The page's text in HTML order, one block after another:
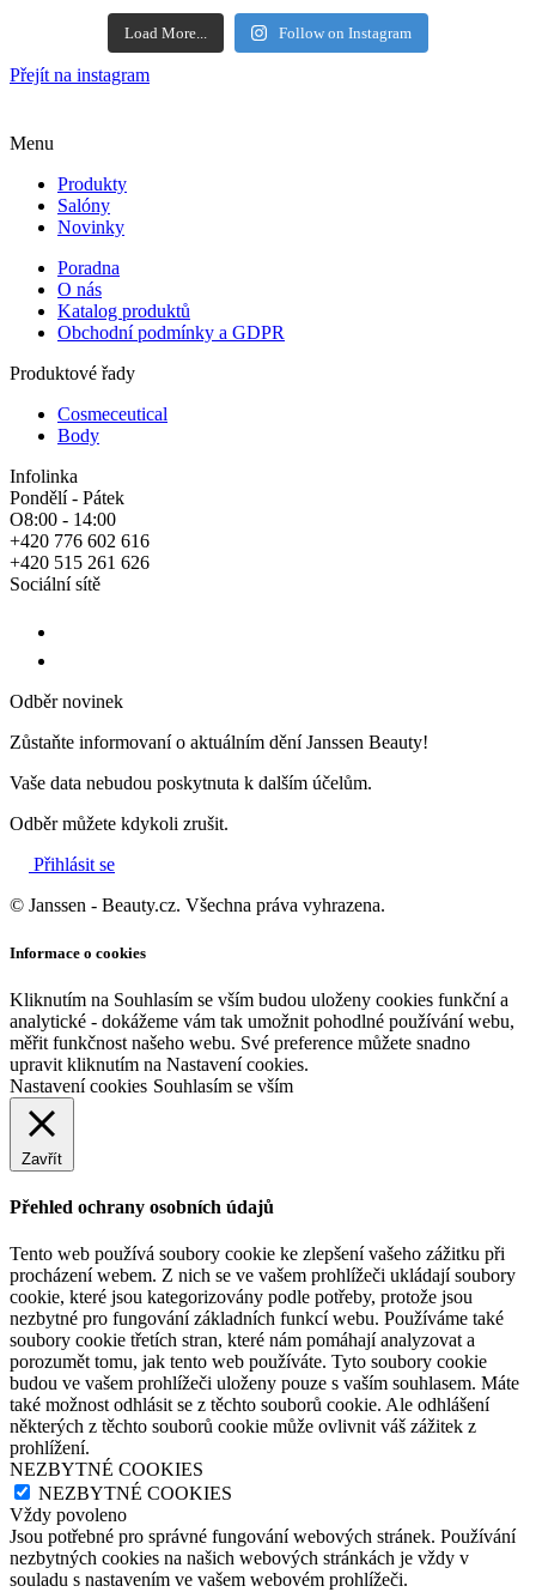
Load More... Follow on Instagram
Přejít na instagram
Menu
Produkty
Salóny
Novinky
Poradna
O nás
Katalog produktů
Obchodní podmínky a GDPR
Produktové řady
Cosmeceutical
Body
Infolinka
Pondělí - Pátek
O8:00 - 14:00
+420 776 602 616
+420 515 261 626
Sociální sítě
Odběr novinek
Zůstaňte informovaní o aktuálním dění Janssen Beauty!
Vaše data nebudou poskytnuta k dalším účelům.
Odběr můžete kdykoli zrušit.
Přihlásit se
© Janssen - Beauty.cz. Všechna práva vyhrazena.
Informace o cookies
Kliknutím na Souhlasím se vším budou uloženy cookies funkční a
analytické - dokážeme vám tak umožnit pohodlné používání webu,
měřit funkčnost našeho webu. Své preference můžete snadno
upravit kliknutím na Nastavení cookies.
Nastavení cookies Souhlasím se vším
Zavřít
Přehled ochrany osobních údajů
Tento web používá soubory cookie ke zlepšení vašeho zážitku při
procházení webem. Z nich se ve vašem prohlížeči ukládají soubory
cookie, které jsou kategorizovány podle potřeby, protože jsou
nezbytné pro fungování základních funkcí webu. Používáme také
soubory cookie třetích stran, které nám pomáhají analyzovat a
porozumět tomu, jak tento web používáte. Tyto soubory cookie
budou ve vašem prohlížeči uloženy pouze s vaším souhlasem. Máte
také možnost odhlásit se z těchto souborů cookie. Ale odhlášení
některých z těchto souborů cookie může ovlivnit váš zážitek z
prohlížení.
NEZBYTNÉ COOKIES
NEZBYTNÉ COOKIES
Vždy povoleno
Jsou potřebné pro správné fungování webových stránek. Používání
nezbytných cookies na našich webových stránkách je vždy v
souladu s nastavením ve vašem webovém prohlížeči.